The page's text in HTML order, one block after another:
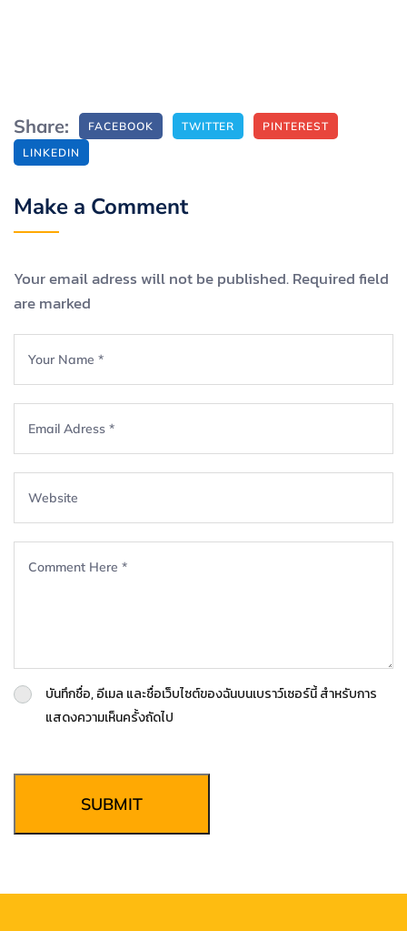
Share: FACEBOOK TWITTER
PINTEREST
LINKEDIN
Make a Comment
Your email adress will not be published. Required field
are marked
บันทึกชื่อ, อีเมล และชื่อเว็บไซต์ของฉันบนเบราว์เซอร์นี้ สำหรับการ
แสดงความเห็นครั้งถัดไป
SUBMIT